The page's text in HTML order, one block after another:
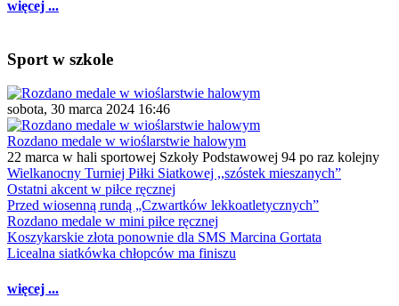
więcej ...
Sport w szkole
sobota, 30 marca 2024 16:46
Rozdano medale w wioślarstwie halowym
22 marca w hali sportowej Szkoły Podstawowej 94 po raz kolejny
Wielkanocny Turniej Piłki Siatkowej ,,szóstek mieszanych”
Ostatni akcent w piłce ręcznej
Przed wiosenną rundą „Czwartków lekkoatletycznych”
Rozdano medale w mini piłce ręcznej
Koszykarskie złota ponownie dla SMS Marcina Gortata
Licealna siatkówka chłopców ma finiszu
więcej ...